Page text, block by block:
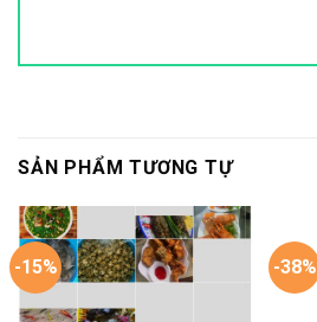
SẢN PHẨM TƯƠNG TỰ
-15% -38%